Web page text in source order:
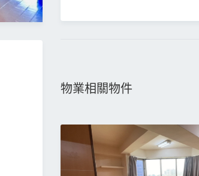
物業相關物件